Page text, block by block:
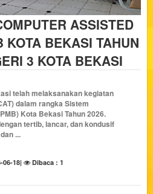
ASSISTED
KOTA BEKASI TAHUN
3 KOTA BEKASI
telah melaksanakan kegiatan
dalam rangka Sistem
Kota Bekasi Tahun 2026.
tertib, lancar, dan kondusif
...
06-18| Dibaca : 1